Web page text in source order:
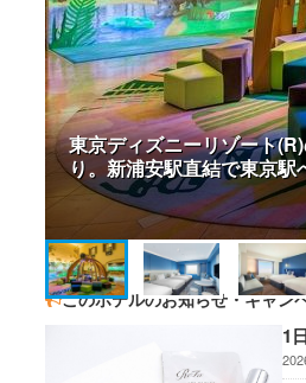
東京ディズニーリゾート
り。新浦安駅直結で東京駅
このホテルのお知らせ・キャン
1